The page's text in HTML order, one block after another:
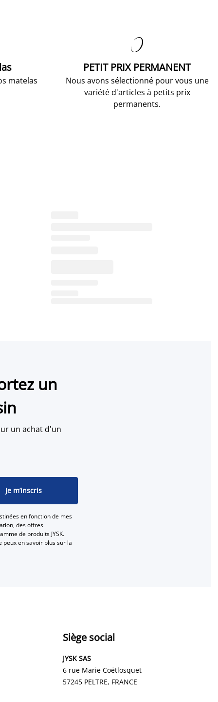
matelas

PETIT PRIX PERMANENT
Nous avons sélectionné pour vous une
variété d'articles à petits prix
permanents.
un
un achat d'un
Je m’inscris
en fonction de mes
des offres
de produits JYSK.
peux en savoir plus sur la
Siège social
JYSK SAS
6 rue Marie Coëtlosquet
57245 PELTRE, FRANCE